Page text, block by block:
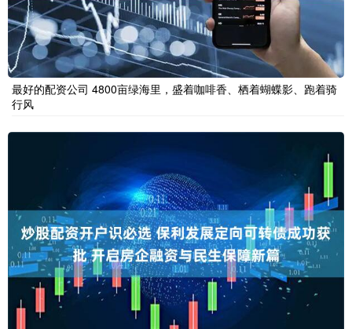
最好的配资公司 4800亩绿海里，盛着咖啡香、栖着蝴蝶影、跑着骑
行风